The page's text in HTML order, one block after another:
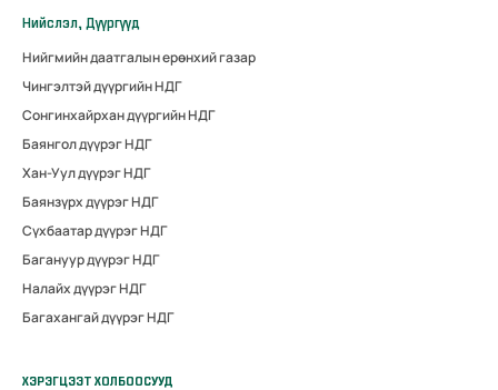
Нийслэл, Дүүргүүд
Нийгмийн даатгалын ерөнхий газар
Чингэлтэй дүүргийн НДГ
Сонгинхайрхан дүүргийн НДГ
Баянгол дүүрэг НДГ
Хан-Уул дүүрэг НДГ
Баянзүрх дүүрэг НДГ
Сүхбаатар дүүрэг НДГ
Багануур дүүрэг НДГ
Налайх дүүрэг НДГ
Багахангай дүүрэг НДГ
ХЭРЭГЦЭЭТ ХОЛБООСУУД